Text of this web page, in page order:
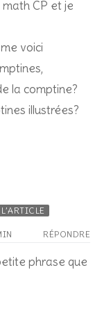
CP et je
voici
la comptine?
illustrées?
RÉPONDRE
phrase que